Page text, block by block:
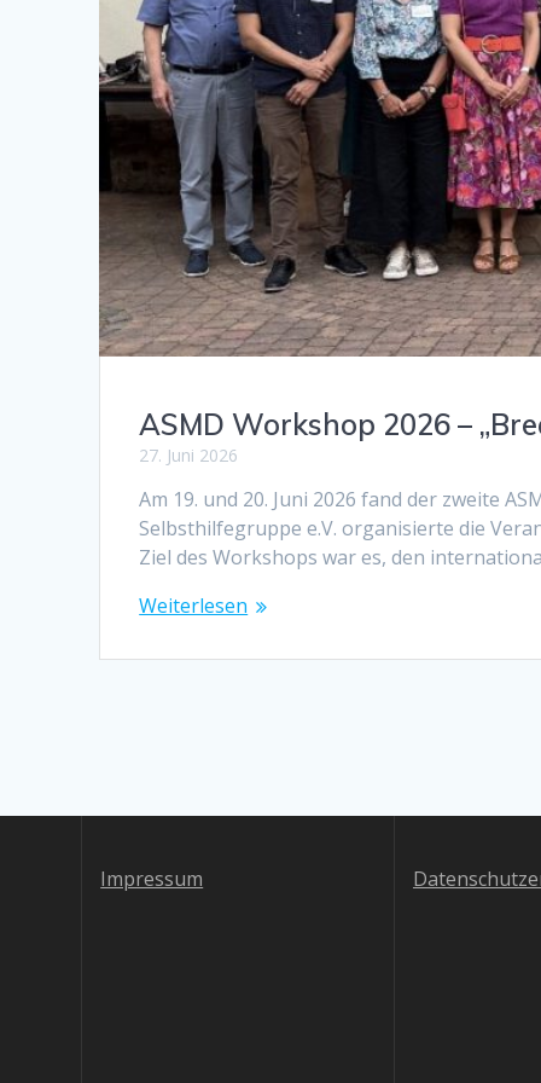
ASMD Workshop 2026 –
27. Juni 2026
Am 19. und 20. Juni 2026 fand der zweite
Selbsthilfegruppe e.V. organisierte die
Ziel des Workshops war es, den
Weiterlesen
Impressum